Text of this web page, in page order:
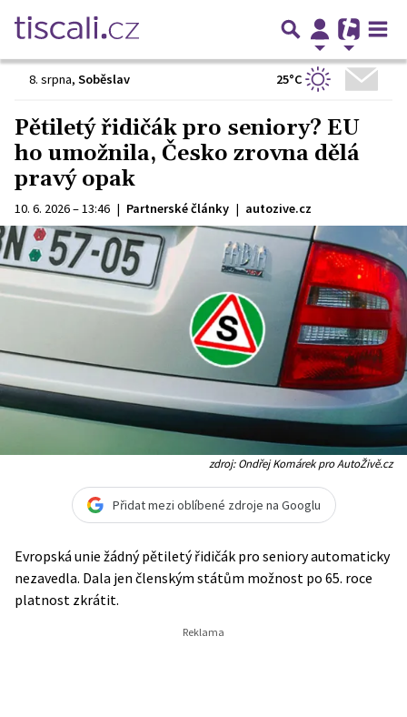
8. srpna, Soběslav 25°C
Pětiletý řidičák pro seniory? EU
ho umožnila, Česko zrovna dělá
pravý opak
10. 6. 2026 – 13:46 | Partnerské články | autozive.cz
zdroj: Ondřej Komárek pro AutoŽivě.cz
Přidat mezi oblíbené zdroje na Googlu
Evropská unie žádný pětiletý řidičák pro seniory automaticky
nezavedla. Dala jen členským státům možnost po 65. roce
platnost zkrátit.